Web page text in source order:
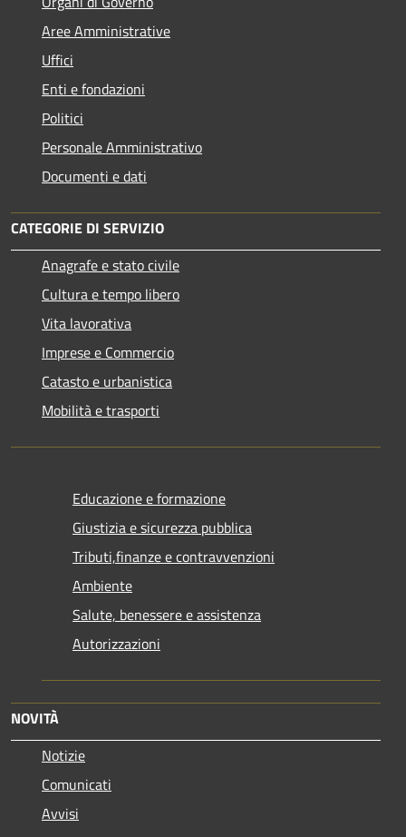
Aree Amministrative
Uffici
Enti e fondazioni
Politici
Personale Amministrativo
Documenti e dati
CATEGORIE DI SERVIZIO
Anagrafe e stato civile
Cultura e tempo libero
Vita lavorativa
Imprese e Commercio
Catasto e urbanistica
Mobilità e trasporti
Educazione e formazione
Giustizia e sicurezza pubblica
Tributi,finanze e contravvenzioni
Ambiente
Salute, benessere e assistenza
Autorizzazioni
NOVITÀ
Notizie
Comunicati
Avvisi